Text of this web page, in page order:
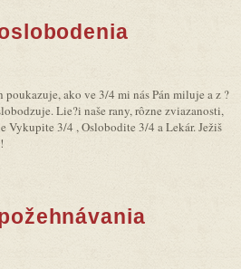
ako ve 3/4 mi nás Pán miluje a z ?
Lie?i naše rany, rôzne zviazanosti,
Vykupite 3/4 , Oslobodite 3/4 a Lekár. Ježiš